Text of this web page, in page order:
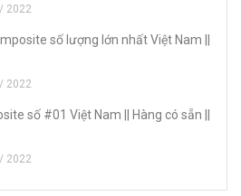
2022
số lượng lớn nhất Việt Nam ||
2022
số #01 Việt Nam || Hàng có sẵn ||
2022